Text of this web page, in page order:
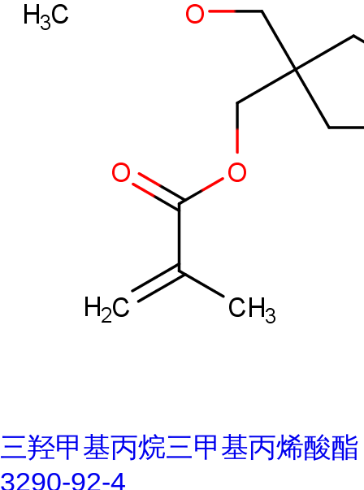
三羟甲基丙烷三甲基丙烯酸酯
3290-92-4